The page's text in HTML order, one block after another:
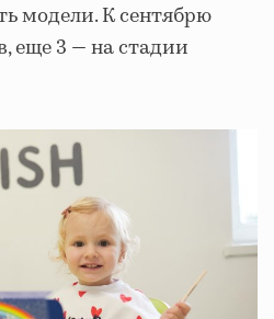
модели. К сентябрю
еще 3 — на стадии